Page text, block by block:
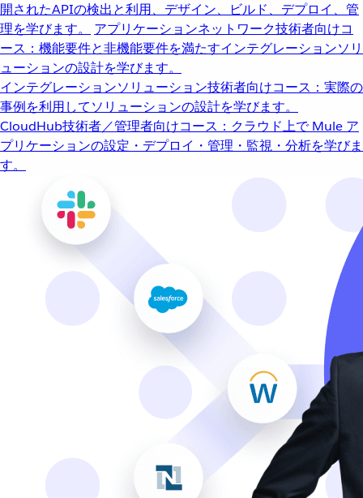
開されたAPIの検出と利用、デザイン、ビルド、デプロイ、管
理を学びます。
アプリケーションネットワーク技術者向けコ
ース：機能要件と非機能要件を満たすインテグレーションソリ
ューションの設計を学びます。
インテグレーションソリューション技術者向けコース：実際の
事例を利用してソリューションの設計を学びます。
CloudHub技術者／管理者向けコース：クラウド上で Mule ア
プリケーションの設定・デプロイ・管理・監視・分析を学びま
す。